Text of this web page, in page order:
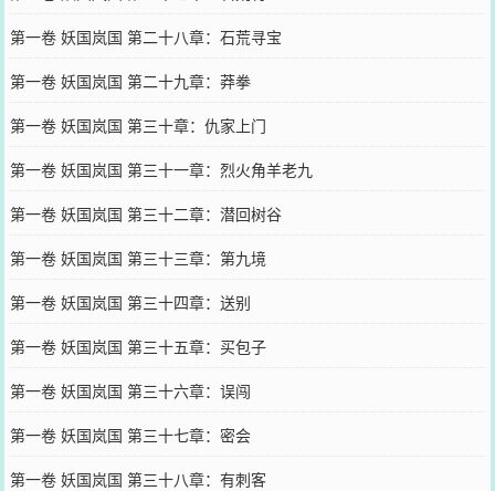
第一卷 妖国岚国 第二十八章：石荒寻宝
第一卷 妖国岚国 第二十九章：莽拳
第一卷 妖国岚国 第三十章：仇家上门
第一卷 妖国岚国 第三十一章：烈火角羊老九
第一卷 妖国岚国 第三十二章：潜回树谷
第一卷 妖国岚国 第三十三章：第九境
第一卷 妖国岚国 第三十四章：送别
第一卷 妖国岚国 第三十五章：买包子
第一卷 妖国岚国 第三十六章：误闯
第一卷 妖国岚国 第三十七章：密会
第一卷 妖国岚国 第三十八章：有刺客